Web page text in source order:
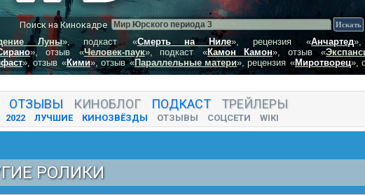
Поиск на Кинокадре
Луны», подкаст «Смерть на Ниле», рецензия «Анчартед»,
», отзыв «Человек-паук», подкаст «Камон Камон», отзыв «
», отзыв «Кими», отзыв «Параллельные матери», рецензия «Миротворец»,
ОТЗЫВЫ КИНОБЛОГ ПОДКАСТ ТРЕЙЛЕРЫ
2022 ЛУЧШИЕ КИНОЗВЁЗДЫ ОТЗЫВЫ СОЦСЕТИ WIKI
РОЛИКИ